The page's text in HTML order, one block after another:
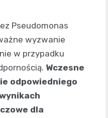
Pseudomonas
wyzwanie
w przypadku
Wczesne
odpowiedniego
dla